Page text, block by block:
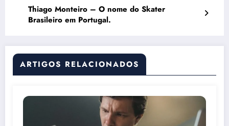
Thiago Monteiro – O nome do Skater
Brasileiro em Portugal.
ARTIGOS RELACIONADOS